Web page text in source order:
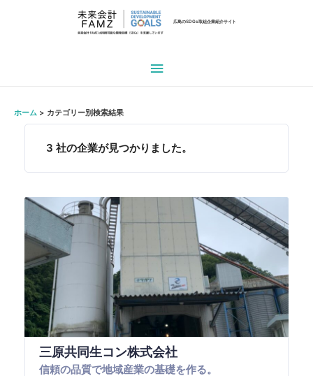
広島のSDGs取組企業紹介サイト
メ
ン
メ
ュ
ー
ホーム カテゴリー別検索結果
3 社の企業が見つかりました。
三原共同生コン株式会社
信頼の品質で地域産業の基礎を作る。